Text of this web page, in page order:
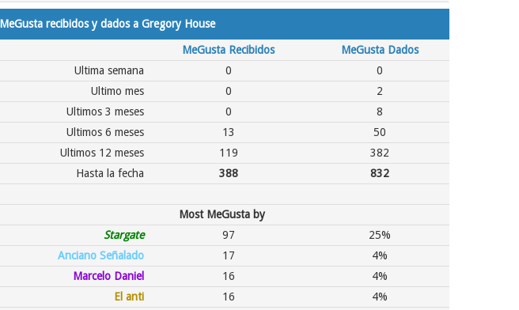
MeGusta recibidos y dados a Gregory House
MeGusta Recibidos
MeGusta Dados
Ultima semana
0
0
Ultimo mes
0
2
Ultimos 3 meses
0
8
Ultimos 6 meses
13
50
Ultimos 12 meses
119
382
Hasta la fecha
388 832
Most MeGusta by
Stargate
97
25%
Anciano Señalado
17
4%
Marcelo Daniel
16
4%
El anti
16
4%